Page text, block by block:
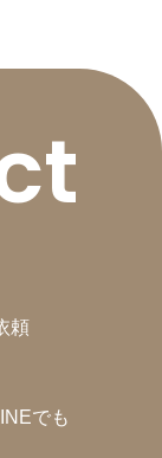
頼
でも